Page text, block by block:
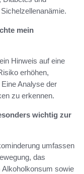
mein
Hinweis auf eine
erhöhen,
Analyse der
zu erkennen.
wichtig zur
umfassen
das
Alkoholkonsum sowie